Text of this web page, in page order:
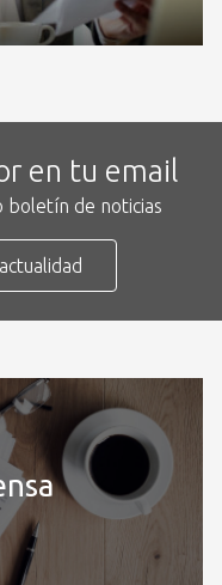
en tu email
boletín de noticias